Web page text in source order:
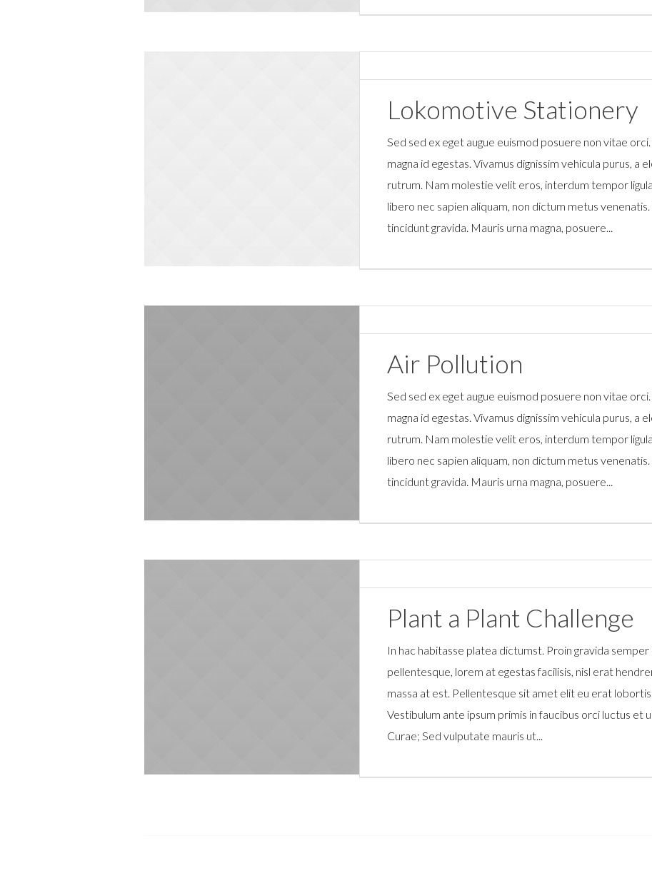
Lokomotive Stationery
Sed sed ex eget augue euismod posuere non vitae
magna id egestas. Vivamus dignissim vehicula purus, a
rutrum. Nam molestie velit eros, interdum tempor
libero nec sapien aliquam, non dictum metus
tincidunt gravida. Mauris urna magna, posuere...
Air Pollution
Sed sed ex eget augue euismod posuere non vitae
magna id egestas. Vivamus dignissim vehicula purus, a
rutrum. Nam molestie velit eros, interdum tempor
libero nec sapien aliquam, non dictum metus
tincidunt gravida. Mauris urna magna, posuere...
Plant a Plant Challenge
In hac habitasse platea dictumst. Proin gravida semper
pellentesque, lorem at egestas facilisis, nisl erat
massa at est. Pellentesque sit amet elit eu erat
Vestibulum ante ipsum primis in faucibus orci luctus et
Curae; Sed vulputate mauris ut...